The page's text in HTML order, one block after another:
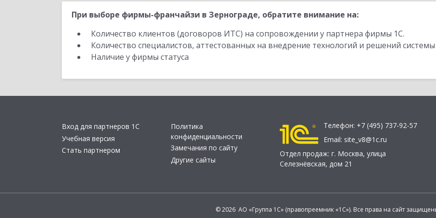
При выборе фирмы-франчайзи в Зернограде, обратите внимание на:
Количество клиентов (договоров ИТС) на сопровождении у партнера фирмы 1С.
Количество специалистов, аттестованных на внедрение технологий и решений
Наличие у фирмы статуса
Вход для партнеров 1С
Учебная версия
Стать партнером
Политика
конфиденциальности
Замечания по сайту
Другие сайты
Телефон: +7 (495) 737-92-57
Email: site_v8@1c.ru
Отдел продаж: г. Москва, улица
Селезнёвская, дом 21
© 2026 АО «Группа 1С» (правопреемник «1С»). Все права на сайт